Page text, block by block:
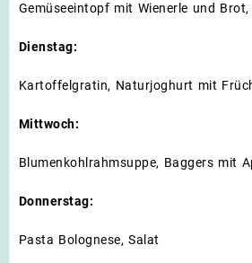
Gemüseeintopf mit Wienerle und Brot,
Dienstag:
Kartoffelgratin, Naturjoghurt mit
Mittwoch:
Blumenkohlrahmsuppe, Baggers mit
Donnerstag:
Pasta Bolognese, Salat